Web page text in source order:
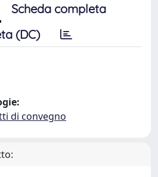
Scheda completa
(DC)
di convegno